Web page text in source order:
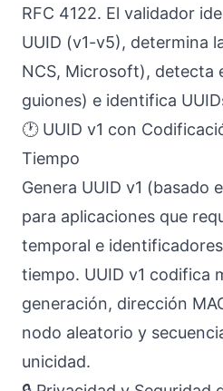
RFC 4122. El validador
UUID (v1-v5), determina
NCS, Microsoft), detecta
guiones) e identifica
🕐 UUID v1 con
Tiempo
Genera UUID v1 (basado
para aplicaciones que
temporal e
tiempo. UUID v1 codifica
generación, dirección
nodo aleatorio y
unicidad.